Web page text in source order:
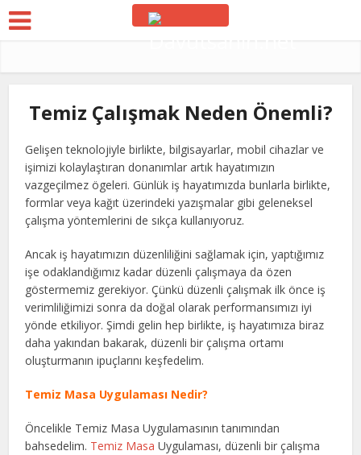
Temiz Çalışmak Neden Önemli?
Gelişen teknolojiyle birlikte, bilgisayarlar, mobil cihazlar ve
işimizi kolaylaştıran donanımlar artık hayatımızın
vazgeçilmez ögeleri. Günlük iş hayatımızda bunlarla birlikte,
formlar veya kağıt üzerindeki yazışmalar gibi geleneksel
çalışma yöntemlerini de sıkça kullanıyoruz.
Ancak iş hayatımızın düzenliliğini sağlamak için, yaptığımız
işe odaklandığımız kadar düzenli çalışmaya da özen
göstermemiz gerekiyor. Çünkü düzenli çalışmak ilk önce iş
verimliliğimizi sonra da doğal olarak performansımızı iyi
yönde etkiliyor. Şimdi gelin hep birlikte, iş hayatımıza biraz
daha yakından bakarak, düzenli bir çalışma ortamı
oluşturmanın ipuçlarını keşfedelim.
Temiz Masa Uygulaması Nedir?
Öncelikle Temiz Masa Uygulamasının tanımından
bahsedelim. Temiz Masa Uygulaması, düzenli bir çalışma